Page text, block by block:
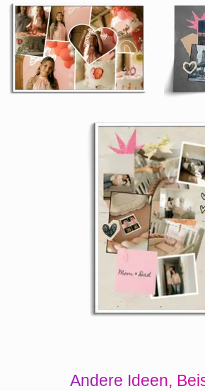
Andere Ideen,